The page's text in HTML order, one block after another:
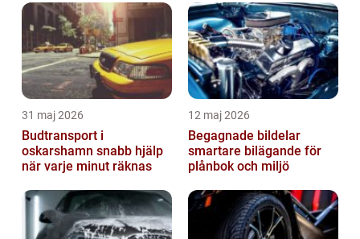
31 maj 2026
Budtransport i
oskarshamn snabb hjälp
när varje minut räknas
12 maj 2026
Begagnade bildelar
smartare bilägande för
plånbok och miljö